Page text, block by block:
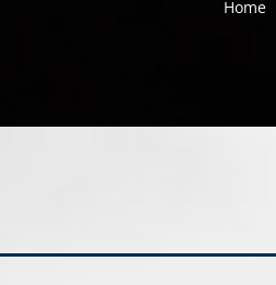
Home